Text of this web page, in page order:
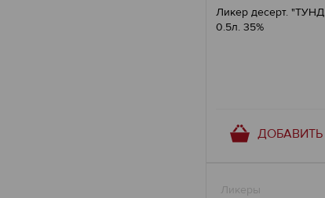
Ликер десерт.
0.5л. 35%
ДОБАВИТЬ
Ликеры